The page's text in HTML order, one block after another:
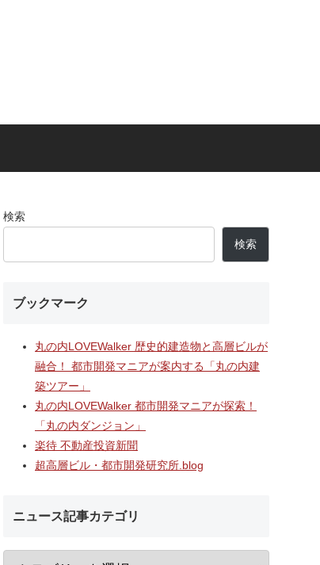
村岡・深沢地区エリアに開業
「MCUD・HASEKO Retail鎌
倉梶原」！！2026年8月28日
にカインズ、9月1日にライフ
が開業へ！！
千葉ニュータウンで
築工事」！！AI・
検索
検索
ブックマーク
丸の内LOVEWalker 歴史的建造物と高層ビルが
融合！ 都市開発マニアが案内する「丸の内建
築ツアー」
丸の内LOVEWalker 都市開発マニアが探索！
「丸の内ダンジョン」
楽待 不動産投資新聞
超高層ビル・都市開発研究所.blog
ニュース記事カテゴリ